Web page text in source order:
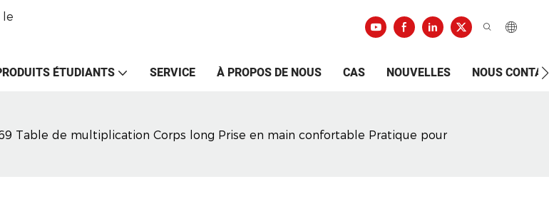
le
ÉTUDIANTS SERVICE À PROPOS DE NOUS CAS NOUVELLES NOUS
Table de multiplication Corps long Prise en main confortable Pratique pour